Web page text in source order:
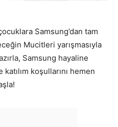
Samsung’dan tam
Mucitleri yarışmasıyla
Samsung hayaline
koşullarını hemen